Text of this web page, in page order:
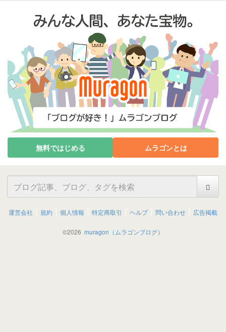
無料ではじめる ムラゴンとは
運営会社 規約 個人情報 特定商取引 ヘルプ 問い合わせ 広告掲載
©2026 muragon（ムラゴンブログ）